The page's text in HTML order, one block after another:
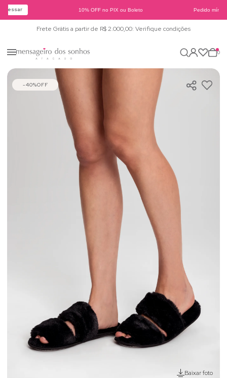
10% OFF no PIX ou Boleto Pedido
Frete Grátis a partir de R$ 2.000,00: Verifique condições
0
40%OFF
Baixar foto